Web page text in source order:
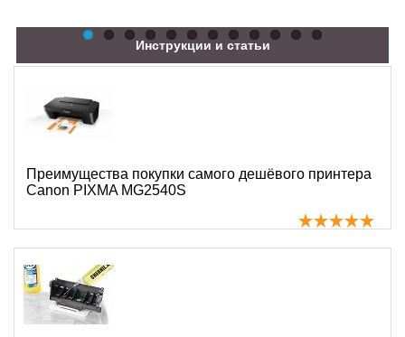
Инструкции и статьи
Преимущества покупки самого дешёвого принтера
Canon PIXMA MG2540S